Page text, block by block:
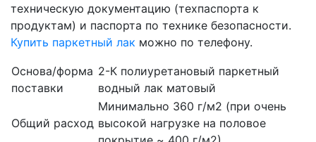
техническую документацию (техпаспорта к
продуктам) и паспорта по технике безопасности.
Купить паркетный лак можно по телефону.
Основа/форма
поставки
2-К полиуретановый паркетный
водный лак матовый
Общий расход
Минимально 360 г/м2 (при очень
высокой нагрузке на половое